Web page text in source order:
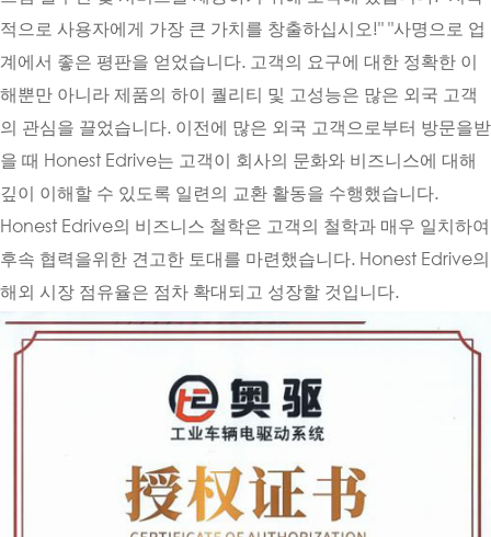
적으로 사용자에게 가장 큰 가치를 창출하십시오!" "사명으로 업
계에서 좋은 평판을 얻었습니다. 고객의 요구에 대한 정확한 이
해뿐만 아니라 제품의 하이 퀄리티 및 고성능은 많은 외국 고객
의 관심을 끌었습니다. 이전에 많은 외국 고객으로부터 방문을받
을 때 Honest Edrive는 고객이 회사의 문화와 비즈니스에 대해
깊이 이해할 수 있도록 일련의 교환 활동을 수행했습니다.
Honest Edrive의 비즈니스 철학은 고객의 철학과 매우 일치하여
후속 협력을위한 견고한 토대를 마련했습니다. Honest Edrive의
해외 시장 점유율은 점차 확대되고 성장할 것입니다.